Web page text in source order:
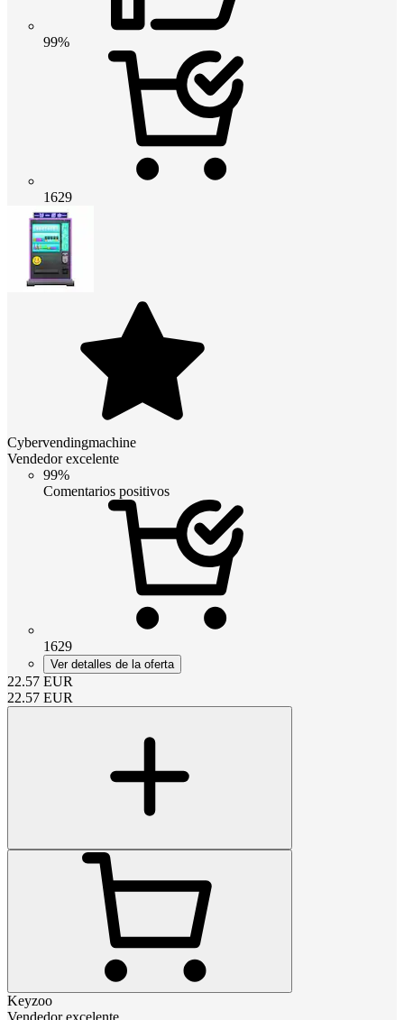
99%
1629
Cybervendingmachine
Vendedor excelente
99%
Comentarios positivos
1629
Ver detalles de la oferta
22.57 EUR
22.57 EUR
Keyzoo
Vendedor excelente